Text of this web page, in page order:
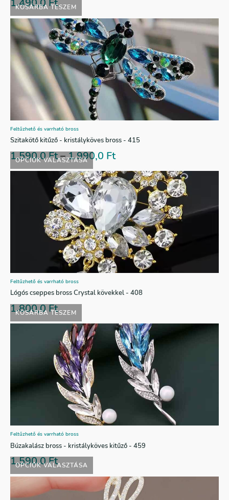
KOSÁRBA TESZEM
1.490,0Ft
OPCIÓK VÁLASZTÁSA
Feltűzhető és varrható bross
Szitakötő kitűző - kristályköves bross - 415
1.590,0Ft–1.990,0 Ft
KOSÁRBA TESZEM
Feltűzhető és varrható bross
Lógós cseppes bross Crystal kövekkel - 408
1.800,0Ft
OPCIÓK VÁLASZTÁSA
Feltűzhető és varrható bross
Búzakalász bross - kristályköves kitűző - 459
1.590,0Ft